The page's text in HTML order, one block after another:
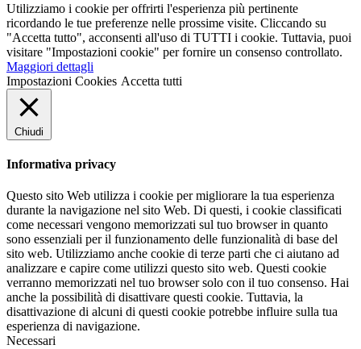
Utilizziamo i cookie per offrirti l'esperienza più pertinente
ricordando le tue preferenze nelle prossime visite. Cliccando su
"Accetta tutto", acconsenti all'uso di TUTTI i cookie. Tuttavia, puoi
visitare "Impostazioni cookie" per fornire un consenso controllato.
Maggiori dettagli
Impostazioni Cookies Accetta tutti
Chiudi
Informativa privacy
Questo sito Web utilizza i cookie per migliorare la tua esperienza
durante la navigazione nel sito Web. Di questi, i cookie classificati
come necessari vengono memorizzati sul tuo browser in quanto
sono essenziali per il funzionamento delle funzionalità di base del
sito web. Utilizziamo anche cookie di terze parti che ci aiutano ad
analizzare e capire come utilizzi questo sito web. Questi cookie
verranno memorizzati nel tuo browser solo con il tuo consenso. Hai
anche la possibilità di disattivare questi cookie. Tuttavia, la
disattivazione di alcuni di questi cookie potrebbe influire sulla tua
esperienza di navigazione.
Necessari